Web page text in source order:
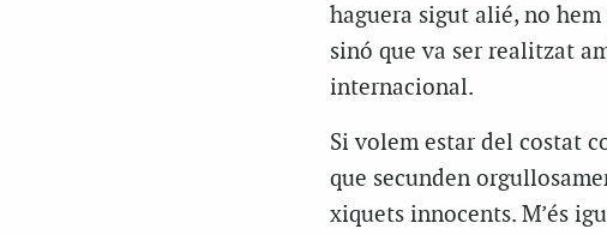
haguera sigut alié, no hem
sinó que va ser realitzat
internacional.
Si volem estar del costat
que secunden
xiquets innocents. M’és